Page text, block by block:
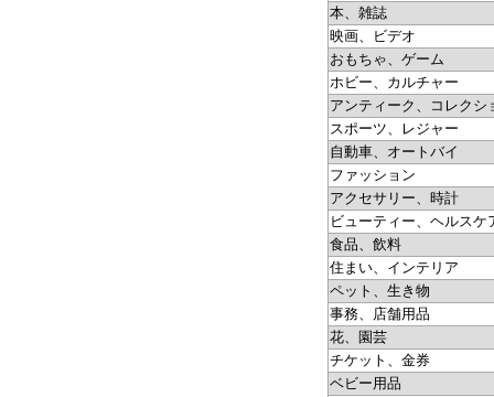
本、雑誌
映画、ビデオ
おもちゃ、ゲーム
ホビー、カルチャー
アンティーク、コレクシ
スポーツ、レジャー
自動車、オートバイ
ファッション
アクセサリー、時計
ビューティー、ヘルスケ
食品、飲料
住まい、インテリア
ペット、生き物
事務、店舗用品
花、園芸
チケット、金券
ベビー用品